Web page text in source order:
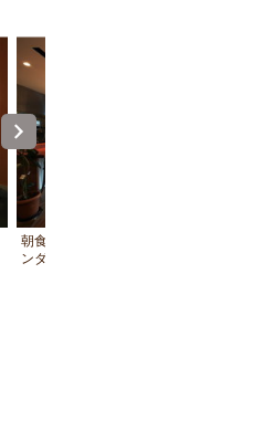
朝食と夕食にご利用頂くオープンキッチ
ンダイニング